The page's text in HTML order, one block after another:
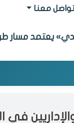
معنا
مسار طريق يربط
في